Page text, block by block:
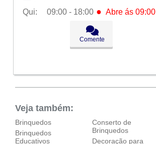
Qui:
09:00 - 18:00 ● Abre ás 09:00
09:00 - 18:00
09:00 - 18:00
09:00 - 18:00
Comente
Veja também:
Brinquedos
Brinquedos
Educativos
Conserto de
Brinquedos
Decoração para